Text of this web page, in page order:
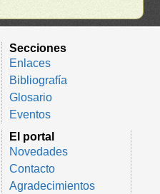
Secciones
Enlaces
Bibliografía
Glosario
Eventos
El portal
Novedades
Contacto
Agradecimientos